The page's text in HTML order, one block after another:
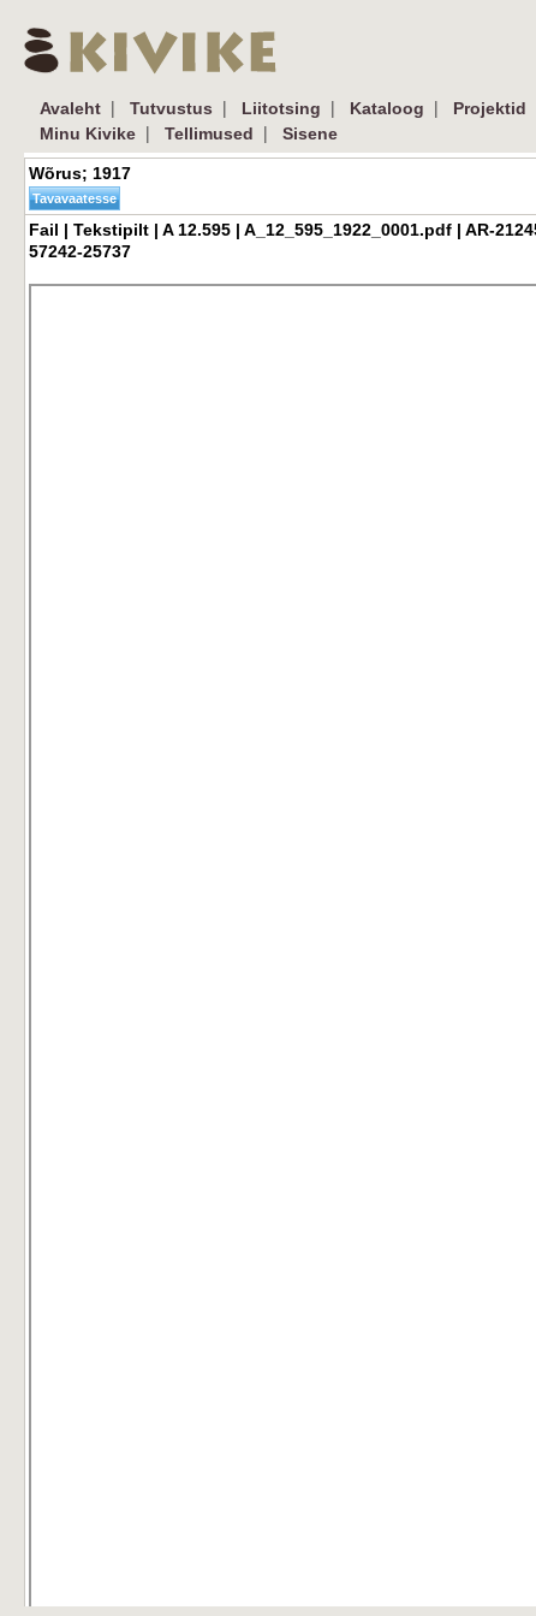
Avaleht | Tutvustus | Liitotsing | Kataloog | Projektid
Minu Kivike | Tellimused | Sisene
Wõrus; 1917
Fail | Tekstipilt | A 12.595 | A_12_595_1922_0001.pdf | AR-
57242-25737